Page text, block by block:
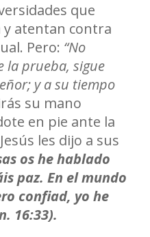
que
y atentan contra
Pero: “No
la prueba, sigue
y a su tiempo
su mano
en pie ante la
les dijo a sus
os he hablado
paz. En el mundo
confiad, yo he
16:33).